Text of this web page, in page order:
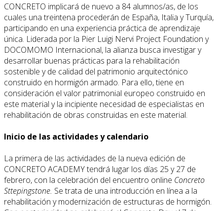
CONCRETO implicará de nuevo a 84 alumnos/as, de los
cuales una treintena procederán de España, Italia y Turquía,
participando en una experiencia práctica de aprendizaje
única. Liderada por la Pier Luigi Nervi Project Foundation y
DOCOMOMO Internacional, la alianza busca investigar y
desarrollar buenas prácticas para la rehabilitación
sostenible y de calidad del patrimonio arquitectónico
construido en hormigón armado. Para ello, tiene en
consideración el valor patrimonial europeo construido en
este material y la incipiente necesidad de especialistas en
rehabilitación de obras construidas en este material.
Inicio de las actividades y calendario
La primera de las actividades de la nueva edición de
CONCRETO ACADEMY tendrá lugar los días 25 y 27 de
febrero, con la celebración del encuentro online Concreto
Sttepingstone. Se trata de una introducción en línea a la
rehabilitación y modernización de estructuras de hormigón.